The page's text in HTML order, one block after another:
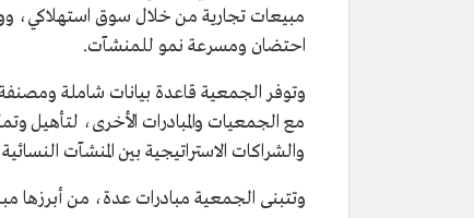
مبيعات تجارية من خلال سوق
احتضان ومسرعة نمو للمنشآت.
وتوفر الجمعية قاعدة بيانات شاملة
مع الجمعيات والمبادرات الأخرى، لتأهيل
والشراكات الاستراتيجية بين المنشآت
وتتبنى الجمعية مبادرات عدة، من أبرزها